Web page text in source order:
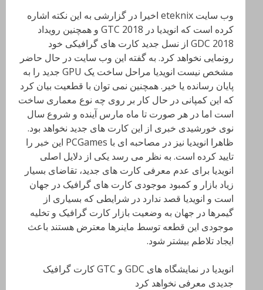
وب سایت eteknix اخیرا در گزارشی به این نکته اشاره
کرده است که انویدیا در GTC 2018 و همچنین رویداد
GDC 2018 از نسل جدید کارت های گرافیکی خود
رونمایی نخواهد کرد. به گفته این وب سایت در حال حاضر
مشخص نیست انویدیا مراحل ساخت یک GPU جدید را به
پایان رسانده یا خیر. همچنین نمی توان با قطعیت بیان کرد
که این کمپانی در حال کار بر روی چه نوع معماری ساخت
است اما در هر صورت تا ماه مارس آینده و شروع سال
نوی خورشیدی خبری از این کارت های جدید نخواهد بود.
ظاهرا انویدیا نیز در مصاحبه ای با PCGames این خبر را
تایید کرده است. به نظر می رسد یکی از دلایل اصلی
انویدیا برای عدم معرفی کارت های جدید، تقاضای بسیار
زیاد بازار و کمبود موجودی کارت های گرافیک در جهان
است و انویدیا قصد ندارد در شرایطی که بسیاری از
گیمرها در جهان به وضعیت بازار کارت گرافیک و تخلیه
موجودی این قطعه توسط ماینرها معترض هستند باعث
ایجاد تلاطم بیشتر شود.
انویدیا در نمایشگاه های GDC و GTC کارت گرافیک
جدیدی معرفی نخواهد کرد